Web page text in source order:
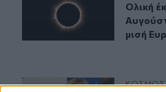
Ολική
Ολική
μισή
Ιταλία-Ισπανία: ΚΟΣΜΟΣ